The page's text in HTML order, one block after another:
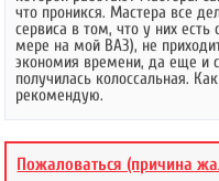
что проникся. Мастера все
сервиса в том, что у них есть
мере на мой ВАЗ), не
экономия времени, да еще и
получилась колоссальная.
рекомендую.
Пожаловаться (причина